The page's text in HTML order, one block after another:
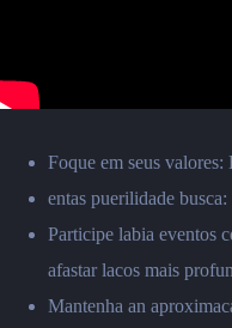
Foque em seus
entas puerilidade
Participe labia eventos
afastar lacos mais
Mantenha an